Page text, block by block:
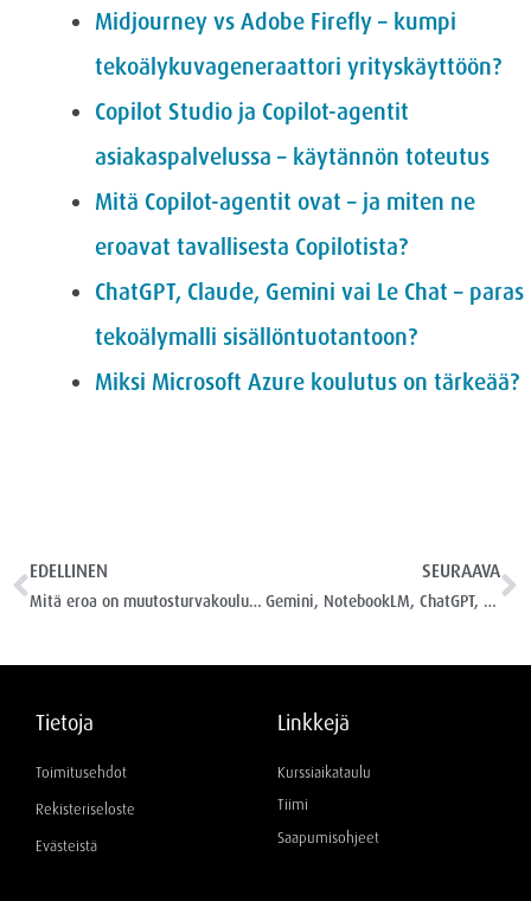
Midjourney vs Adobe Firefly – kumpi
tekoälykuvageneraattori yrityskäyttöön?
Copilot Studio ja Copilot-agentit
asiakaspalvelussa – käytännön toteutus
Mitä Copilot-agentit ovat – ja miten ne
eroavat tavallisesta Copilotista?
ChatGPT, Claude, Gemini vai Le Chat – paras
tekoälymalli sisällöntuotantoon?
Miksi Microsoft Azure koulutus on tärkeää?
EDELLINEN
Mitä eroa on muutosturvakoulutuksella ja tavallisella koulutuksella?
SEURAAVA
Gemini, NotebookLM, ChatGPT, Claude ja Le Chat – uudet koulutukset nyt Corelliassa
Tietoja
Toimitusehdot
Rekisteriseloste
Evästeistä
Linkkejä
Kurssiaikataulu
Tiimi
Saapumisohjeet